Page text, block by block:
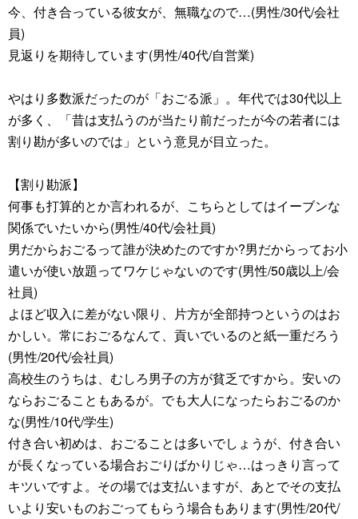
今、付き合っている彼女が、無職なので…(男性/30代/会社
員)
見返りを期待しています(男性/40代/自営業)
やはり多数派だったのが「おごる派」。年代では30代以上
が多く、「昔は支払うのが当たり前だったが今の若者には
割り勘が多いのでは」という意見が目立った。
【割り勘派】
何事も打算的とか言われるが、こちらとしてはイーブンな
関係でいたいから(男性/40代/会社員)
男だからおごるって誰が決めたのですか?男だからってお小
遣いが使い放題ってワケじゃないのです(男性/50歳以上/会
社員)
よほど収入に差がない限り、片方が全部持つというのはお
かしい。常におごるなんて、貢いでいるのと紙一重だろう
(男性/20代/会社員)
高校生のうちは、むしろ男子の方が貧乏ですから。安いの
ならおごることもあるが。でも大人になったらおごるのか
な(男性/10代/学生)
付き合い初めは、おごることは多いでしょうが、付き合い
が長くなっている場合おごりばかりじゃ…はっきり言って
キツいですよ。その場では支払いますが、あとでその支払
いより安いものおごってもらう場合もあります(男性/20代/